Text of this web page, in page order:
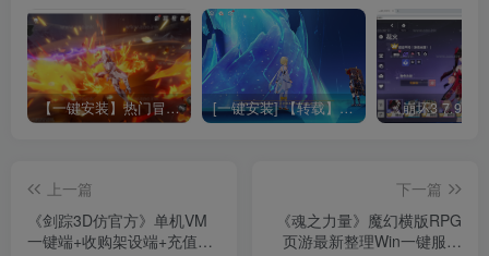
【一键安装】热门冒险策略类游戏崩坏：星穹铁道全新2.3版本一键端+一键代理+一键启动+免虚拟机 [一键安装] 【转载】原神3.4真端服务端+源码+配套客户端+详尽说明+GM工具+源码说明文件
上一篇
《剑踪3D仿官方》单机VM
一键端+收购架设端+充值修
下一篇
《魂之力量》魔幻横版RPG
页游最新整理Win一键服务